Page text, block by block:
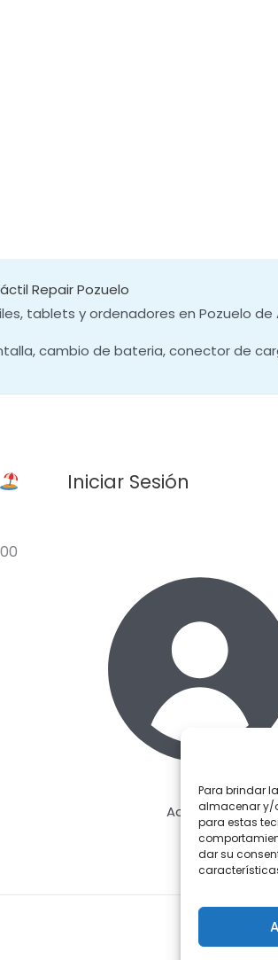
Para brindar
almacenar y/
para estas
dar su
Repair Pozuelo
tablets y ordenadores en Pozuelo de
cambio de bateria, conector de
Iniciar Sesión
Acceder